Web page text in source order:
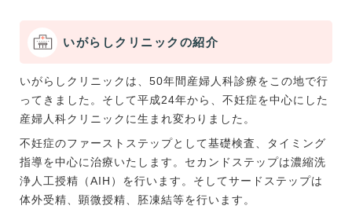
いがらしクリニックの紹介
いがらしクリニックは、50年間産婦人科診療をこの地で行
ってきました。そして平成24年から、不妊症を中心にした
産婦人科クリニックに生まれ変わりました。
不妊症のファーストステップとして基礎検査、タイミング
指導を中心に治療いたします。セカンドステップは濃縮洗
浄人工授精（AIH）を行います。そしてサードステップは
体外受精、顕微授精、胚凍結等を行います。